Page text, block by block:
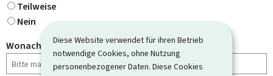
Diese Website verwendet für ihren Betrieb
notwendige Cookies, ohne Nutzung
personenbezogener Daten. Diese Cookies
Teilweise
Nein
Wonach haben Sie gesucht?